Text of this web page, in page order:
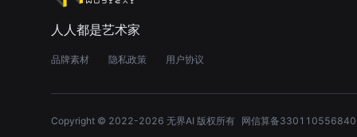
人人都是艺术家
品牌素材 隐私政策 用户协议
Copyright © 2022-2026 无界AI 版权所有 网信算备